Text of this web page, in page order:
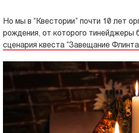
Но мы в “Квестории” почти 10 лет
рождения, от которого тинейджеры
сценария квеста “Завещание